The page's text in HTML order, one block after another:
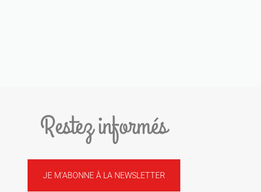
Restez informés
JE M'ABONNE À LA NEWSLETTER